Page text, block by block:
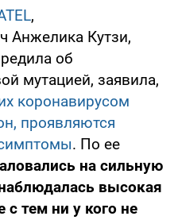
,
Анжелика Кутзи,
об
мутацией, заявила,
коронавирусом
проявляются
. По ее
на сильную
высокая
с тем ни у кого не